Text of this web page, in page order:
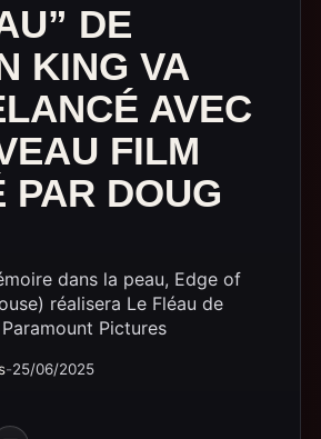
DE
KING VA
AVEC
FILM
PAR DOUG
dans la peau, Edge of
réalisera Le Fléau de
Pictures
-25/06/2025